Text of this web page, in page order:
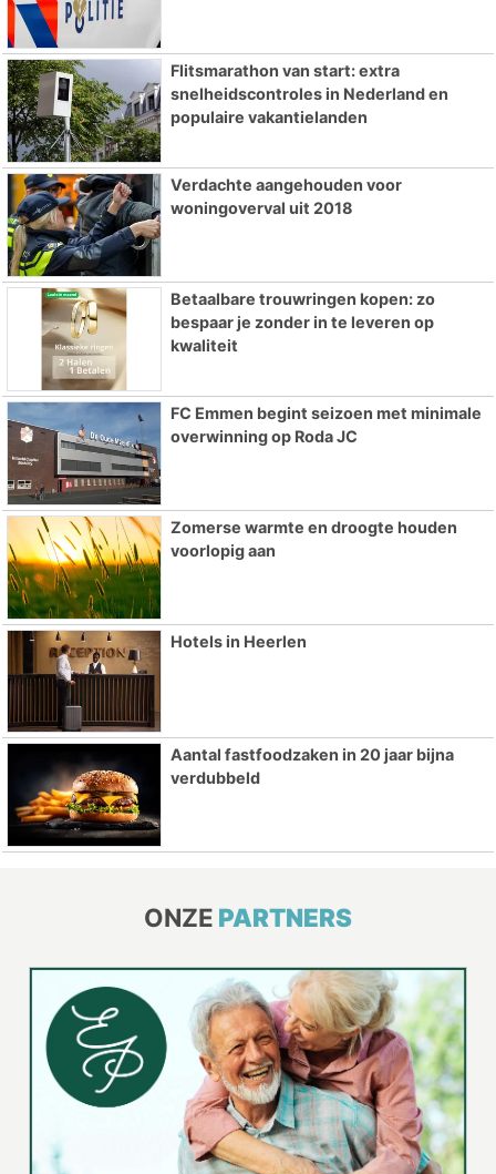
Flitsmarathon van start: extra
snelheidscontroles in Nederland en
populaire vakantielanden
Verdachte aangehouden voor
woningoverval uit 2018
Betaalbare trouwringen kopen: zo
bespaar je zonder in te leveren op
kwaliteit
FC Emmen begint seizoen met minimale
overwinning op Roda JC
Zomerse warmte en droogte houden
voorlopig aan
Hotels in Heerlen
Aantal fastfoodzaken in 20 jaar bijna
verdubbeld
ONZE PARTNERS